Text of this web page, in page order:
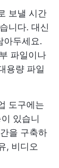
보낼 시간
니다. 대신
아두세요.
파일이나
용량 파일
도구에는
있습니
을 구축하
, 비디오